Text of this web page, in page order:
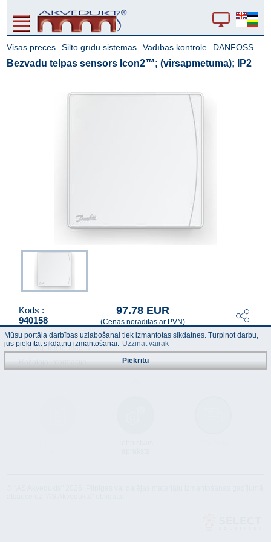
Visas preces -Silto grīdu sistēmas -Vadības kontrole - DANFOSS
Bezvadu telpas sensors Icon2™; (virsapmetuma); IP2
Kods :
940158
97.78 EUR
(Cenas norādītas ar PVN)
Šeit papildinformācija:
Ražotāja informācija
Mūsu portāla darbības uzlabošanai tiek izmantotas sīkdatnes. Turpinot darbu,
jūs piekrītat sīkdatņu izmantošanai. Uzzināt vairāk
Piekrītu